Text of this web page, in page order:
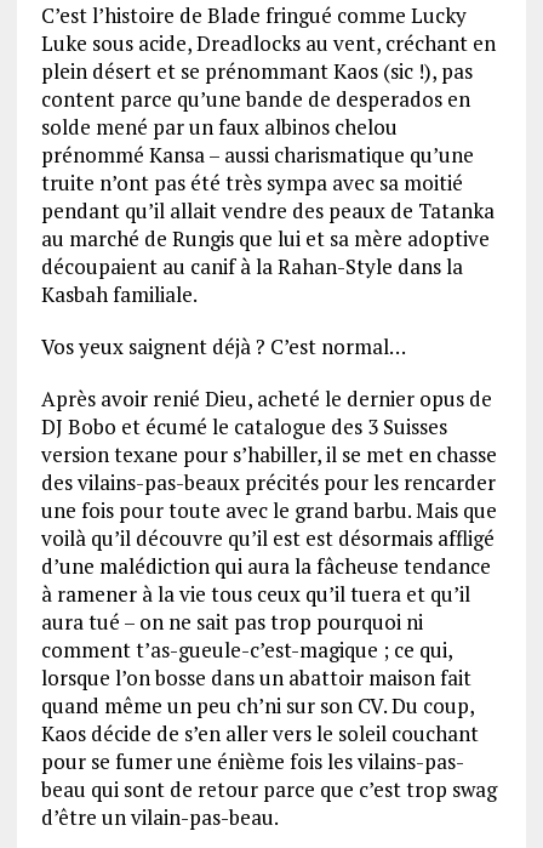
C’est l’histoire de Blade fringué comme Lucky
Luke sous acide, Dreadlocks au vent, créchant en
plein désert et se prénommant Kaos (sic !), pas
content parce qu’une bande de desperados en
solde mené par un faux albinos chelou
prénommé Kansa – aussi charismatique qu’une
truite n’ont pas été très sympa avec sa moitié
pendant qu’il allait vendre des peaux de Tatanka
au marché de Rungis que lui et sa mère adoptive
découpaient au canif à la Rahan-Style dans la
Kasbah familiale.
Vos yeux saignent déjà ? C’est normal…
Après avoir renié Dieu, acheté le dernier opus de
DJ Bobo et écumé le catalogue des 3 Suisses
version texane pour s’habiller, il se met en chasse
des vilains-pas-beaux précités pour les rencarder
une fois pour toute avec le grand barbu. Mais que
voilà qu’il découvre qu’il est est désormais affligé
d’une malédiction qui aura la fâcheuse tendance
à ramener à la vie tous ceux qu’il tuera et qu’il
aura tué – on ne sait pas trop pourquoi ni
comment t’as-gueule-c’est-magique ; ce qui,
lorsque l’on bosse dans un abattoir maison fait
quand même un peu ch’ni sur son CV. Du coup,
Kaos décide de s’en aller vers le soleil couchant
pour se fumer une énième fois les vilains-pas-
beau qui sont de retour parce que c’est trop swag
d’être un vilain-pas-beau.